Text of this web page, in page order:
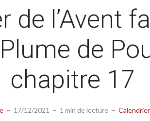
de l’Avent
de
chapitre 17
17/12/2021 1 min de lecture